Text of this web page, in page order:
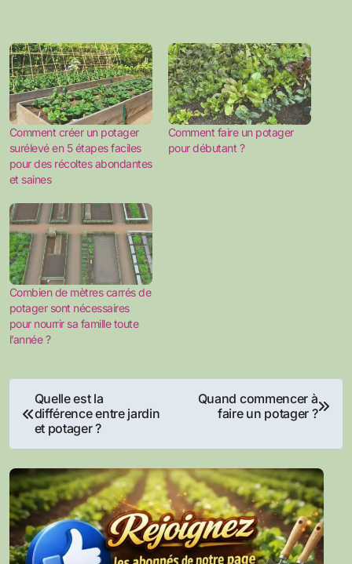
Comment créer un potager
surélevé en 5 étapes faciles
pour des récoltes abondantes
et saines
Comment faire un potager
pour débutant ?
Combien de mètres carrés de
potager sont nécessaires
pour nourrir sa famille toute
l’année ?
Navigation
de
l’article
Quelle est la
différence entre jardin
et potager ?
Quand commencer à
faire un potager ?